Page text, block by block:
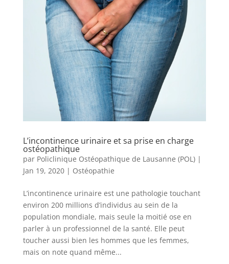
L’incontinence urinaire et sa prise en charge
ostéopathique
par Policlinique Ostéopathique de Lausanne (POL)|
Jan 19, 2020| Ostéopathie
L’incontinence urinaire est une pathologie touchant
environ 200 millions d’individus au sein de la
population mondiale, mais seule la moitié ose en
parler à un professionnel de la santé. Elle peut
toucher aussi bien les hommes que les femmes,
mais on note quand même...